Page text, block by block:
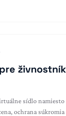
sídlo namiesto
ochrana súkromia